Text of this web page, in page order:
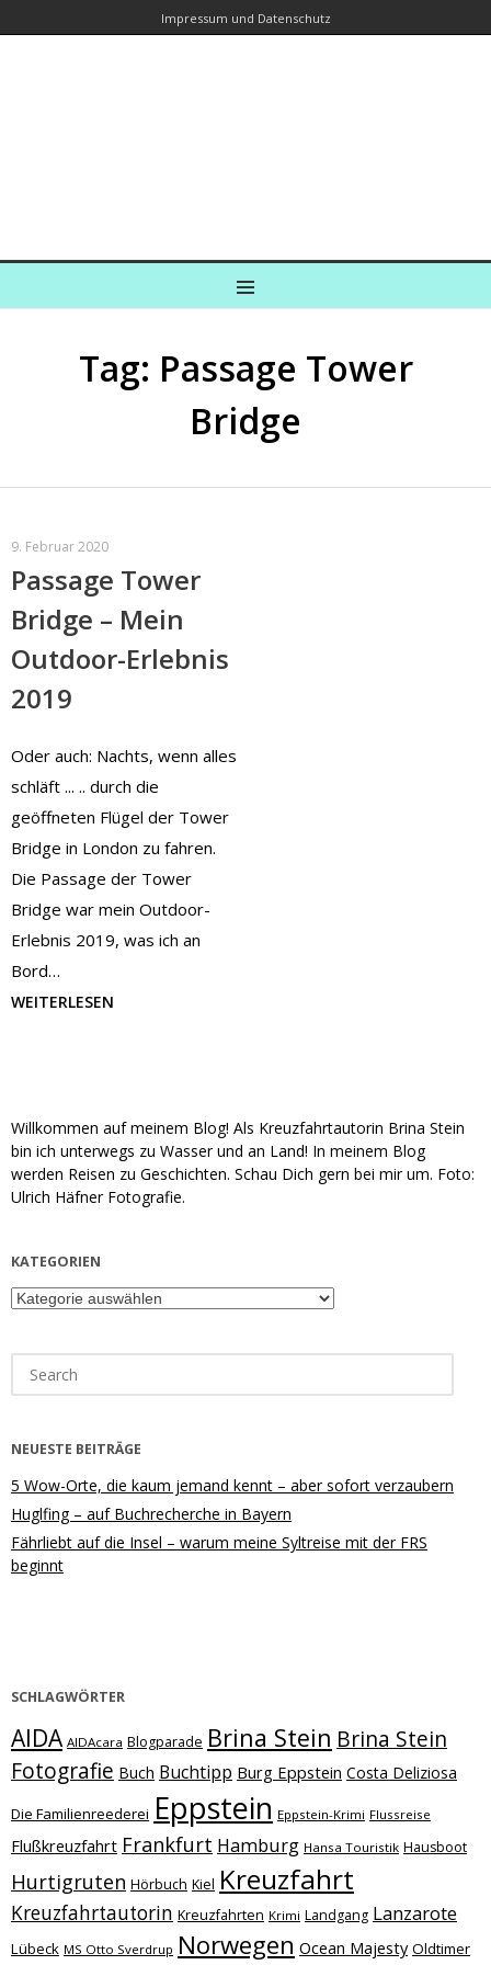
Impressum und Datenschutz
MENU
Tag: Passage Tower
Bridge
9. Februar 2020
Passage Tower
Bridge – Mein
Outdoor-Erlebnis
2019
Oder auch: Nachts, wenn alles
schläft ... .. durch die
geöffneten Flügel der Tower
Bridge in London zu fahren.
Die Passage der Tower
Bridge war mein Outdoor-
Erlebnis 2019, was ich an
Bord…
WEITERLESEN
Willkommen auf meinem Blog! Als Kreuzfahrtautorin Brina Stein
bin ich unterwegs zu Wasser und an Land! In meinem Blog
werden Reisen zu Geschichten. Schau Dich gern bei mir um. Foto:
Ulrich Häfner Fotografie.
KATEGORIEN
Kategorien
for:
NEUESTE BEITRÄGE
5 Wow-Orte, die kaum jemand kennt – aber sofort verzaubern
Huglfing – auf Buchrecherche in Bayern
Fährliebt auf die Insel – warum meine Syltreise mit der FRS
beginnt
SCHLAGWÖRTER
AIDA AIDAcara Blogparade Brina Stein Brina Stein
Fotografie Buch Buchtipp Burg Eppstein Costa Deliziosa
Die Familienreederei Eppstein Eppstein-Krimi Flussreise
Flußkreuzfahrt Frankfurt Hamburg Hansa Touristik Hausboot
Hurtigruten Hörbuch Kiel Kreuzfahrt
Kreuzfahrtautorin Kreuzfahrten Krimi Landgang Lanzarote
Lübeck MS Otto Sverdrup Norwegen Ocean Majesty Oldtimer